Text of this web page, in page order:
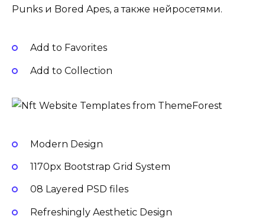
Punks и Bored Apes, а также нейросетями.
Add to Favorites
Add to Collection
Modern Design
1170px Bootstrap Grid System
08 Layered PSD files
Refreshingly Aesthetic Design